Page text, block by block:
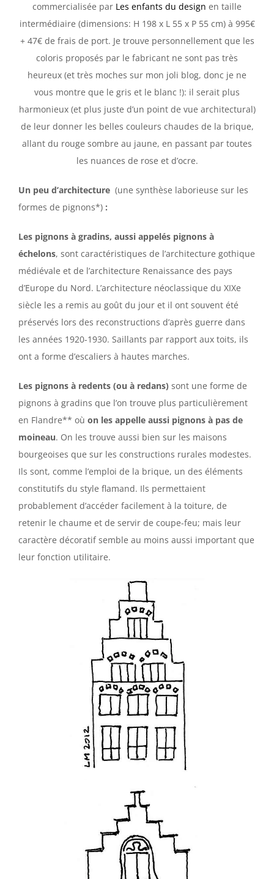
commercialisée par Les enfants du design en taille
intermédiaire (dimensions: H 198 x L 55 x P 55 cm) à 995€
+ 47€ de frais de port. Je trouve personnellement que les
coloris proposés par le fabricant ne sont pas très
heureux (et très moches sur mon joli blog, donc je ne
vous montre que le gris et le blanc !): il serait plus
harmonieux (et plus juste d’un point de vue architectural)
de leur donner les belles couleurs chaudes de la brique,
allant du rouge sombre au jaune, en passant par toutes
les nuances de rose et d’ocre.
Un peu d’architecture (une synthèse laborieuse sur les
formes de pignons*) :
Les pignons à gradins, aussi appelés pignons à
échelons, sont caractéristiques de l’architecture gothique
médiévale et de l’architecture Renaissance des pays
d’Europe du Nord. L’architecture néoclassique du XIXe
siècle les a remis au goût du jour et il ont souvent été
préservés lors des reconstructions d’après guerre dans
les années 1920-1930. Saillants par rapport aux toits, ils
ont a forme d’escaliers à hautes marches.
Les pignons à redents (ou à redans) sont une forme de
pignons à gradins que l’on trouve plus particulièrement
en Flandre** où on les appelle aussi pignons à pas de
moineau. On les trouve aussi bien sur les maisons
bourgeoises que sur les constructions rurales modestes.
Ils sont, comme l’emploi de la brique, un des éléments
constitutifs du style flamand. Ils permettaient
probablement d’accéder facilement à la toiture, de
retenir le chaume et de servir de coupe-feu; mais leur
caractère décoratif semble au moins aussi important que
leur fonction utilitaire.